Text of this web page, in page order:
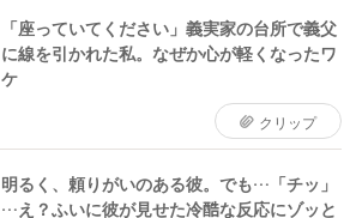
「座っていてください」義実家の台所で義父
に線を引かれた私。なぜか心が軽くなったワ
ケ
クリップ
明るく、頼りがいのある彼。でも…「チッ」
…え？ふいに彼が見せた冷酷な反応にゾッと